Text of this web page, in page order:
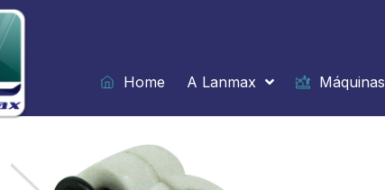
Ir
para
o
conteúdo
Home
A Lanmax Máquinas